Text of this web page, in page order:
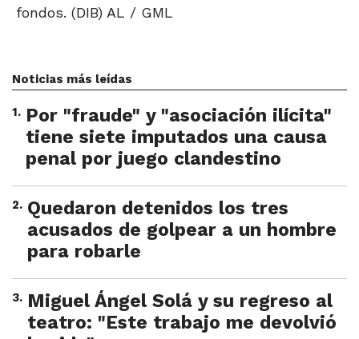
fondos. (DIB) AL / GML
Noticias más leídas
1. Por "fraude" y "asociación ilícita"
tiene siete imputados una causa
penal por juego clandestino
2. Quedaron detenidos los tres
acusados de golpear a un hombre
para robarle
3. Miguel Ángel Solá y su regreso al
teatro: "Este trabajo me devolvió